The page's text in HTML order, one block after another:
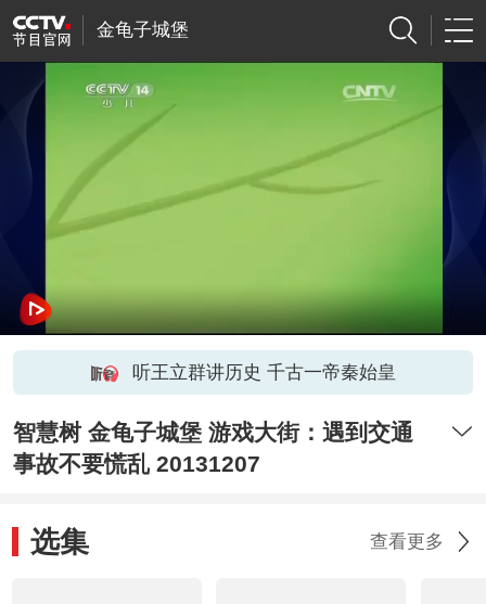
金龟子城堡
听王立群讲历史 千古一帝秦始皇
智慧树 金龟子城堡 游戏大街：遇到交通
事故不要慌乱 20131207
选集 查看更多